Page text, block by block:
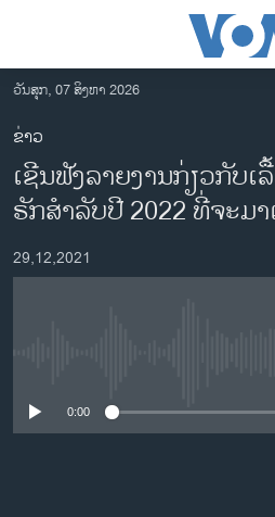
ເຂົ້າ
ຫາ
ຂ້າມ
ຂ້າມ
ຂ້າມ
ໄປ
ຫາ
ຊອກ
ອາເມຣິກາ
ການເລືອກຕັ້ງ ປະທານາທີບໍດີ ສະຫະລັດ
ຂ່າວ​ຈີນ
ຊີວິດຊາວລາວ
ວັນສຸກ, 07 ສິງຫາ 2026
ຂ່າວ
ເຊີນ​ຟັງ​ລາຍ​ງານ​ກ່ຽວ​ກັບ​​ເ
ຣັກ​ສຳ​ລັບ​ປີ 2022 ທີ່​ຈະ​ມາ​
29,12,2021
0:00